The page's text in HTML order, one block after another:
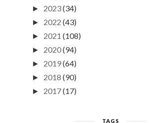
► 2023(34)
► 2022 (43)
► 2021 (108)
► 2020(94)
► 2019(64)
► 2018 (90)
► 2017(17)
TAGS